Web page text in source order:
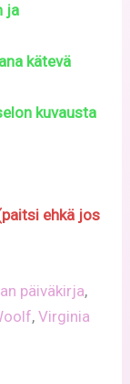
ja
kätevä
kuvausta
ehkä jos
päiväkirja
, Virginia